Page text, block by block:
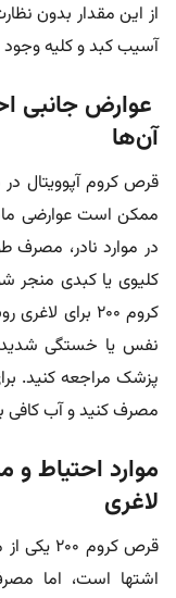
از این مقدار بدون
آسیب کبد و کلیه وجود
عوارض جانبی
آن‌ها
ممکن است عوارضی
در موارد نادر، مصرف
کلیوی یا کبدی
کروم ۲۰۰ برای لاغری روبه‌رو شدید و
نفس یا خستگی شدید
پزشک مراجعه کنید.
مصرف کنید و آب کافی
لاغری
قرص
اشتها است، اما